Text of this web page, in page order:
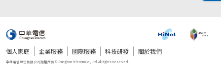
個人家庭 企業服務 國際服務 科技研發 關於我們